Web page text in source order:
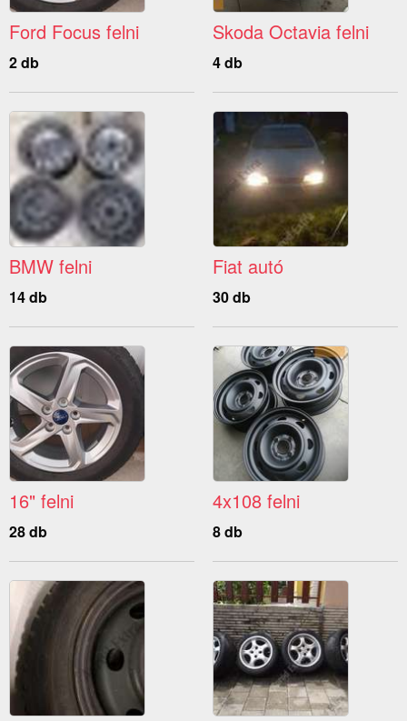
Ford Focus felni
2 db
Skoda Octavia felni
4 db
BMW felni
14 db
Fiat autó
30 db
16" felni
28 db
4x108 felni
8 db